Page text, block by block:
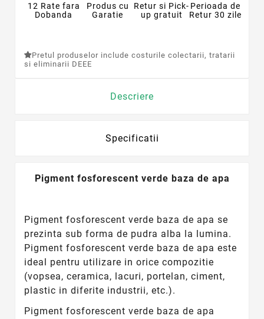
12 Rate fara
Dobanda
Produs cu
Garatie
Retur si Pick-
up gratuit
Perioada de
Retur 30 zile
Pretul produselor include costurile colectarii, tratarii
si eliminarii DEEE
Descriere
Specificatii
Pigment fosforescent verde baza de apa
Pigment fosforescent verde baza de apa se
prezinta sub forma de pudra alba la lumina.
Pigment fosforescent verde baza de apa este
ideal pentru utilizare in orice compozitie
(vopsea, ceramica, lacuri, portelan, ciment,
plastic in diferite industrii, etc.).
Pigment fosforescent verde baza de apa